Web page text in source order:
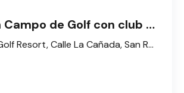
Tu villa en Campo de Golf con club de playa
La Estancia Golf Resort, Calle La Cañada, San Rafael del Yuma, La Altagracia, République dominicaine